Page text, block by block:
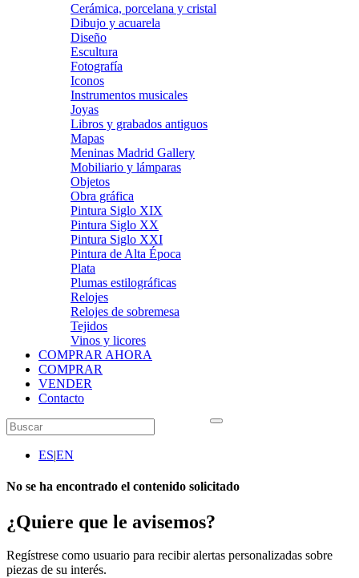
Cerámica, porcelana y cristal
Dibujo y acuarela
Diseño
Escultura
Fotografía
Iconos
Instrumentos musicales
Joyas
Libros y grabados antiguos
Mapas
Meninas Madrid Gallery
Mobiliario y lámparas
Objetos
Obra gráfica
Pintura Siglo XIX
Pintura Siglo XX
Pintura Siglo XXI
Pintura de Alta Época
Plata
Plumas estilográficas
Relojes
Relojes de sobremesa
Tejidos
Vinos y licores
COMPRAR AHORA
COMPRAR
VENDER
Contacto
ES|EN
No se ha encontrado el contenido solicitado
¿Quiere que le avisemos?
Regístrese como usuario para recibir alertas personalizadas sobre
piezas de su interés.